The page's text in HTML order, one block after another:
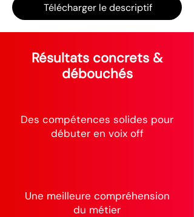
Télécharger le descriptif
Résultats concrets &
débouchés
Des compétences solides pour
débuter en voix off
Une meilleure compréhension
du métier